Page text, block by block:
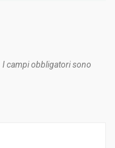
I campi obbligatori sono